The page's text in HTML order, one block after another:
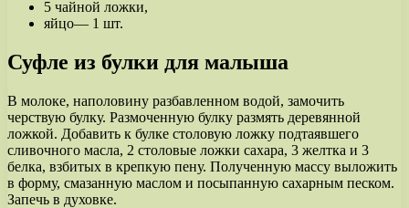
5 чайной ложки,
яйцо— 1 шт.
Суфле из булки для малыша
В молоке, наполовину разбавленном водой, замочить
черствую булку. Размоченную булку размять деревянной
ложкой. Добавить к булке столовую ложку подтаявшего
сливочного масла, 2 столовые ложки сахара, 3 желтка и 3
белка, взбитых в крепкую пену. Полученную массу выложить
в форму, смазанную маслом и посыпанную сахарным песком.
Запечь в духовке.